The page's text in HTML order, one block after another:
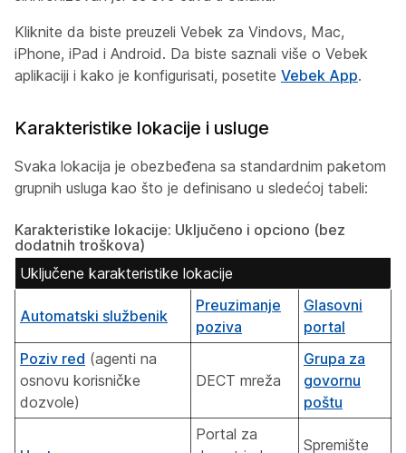
Kliknite da biste preuzeli Vebek za Vindovs, Mac,
iPhone, iPad i Android. Da biste saznali više o Vebek
aplikaciji i kako je konfigurisati, posetite Vebek App.
Karakteristike lokacije i usluge
Svaka lokacija je obezbeđena sa standardnim paketom
grupnih usluga kao što je definisano u sledećoj tabeli:
Karakteristike lokacije: Uključeno i opciono (bez
dodatnih troškova)
Uključene karakteristike lokacije
Automatski službenik
Preuzimanje
poziva
Glasovni
portal
Poziv red (agenti na
osnovu korisničke
dozvole)
DECT mreža
Grupa za
govornu
poštu
Portal za
Spremište